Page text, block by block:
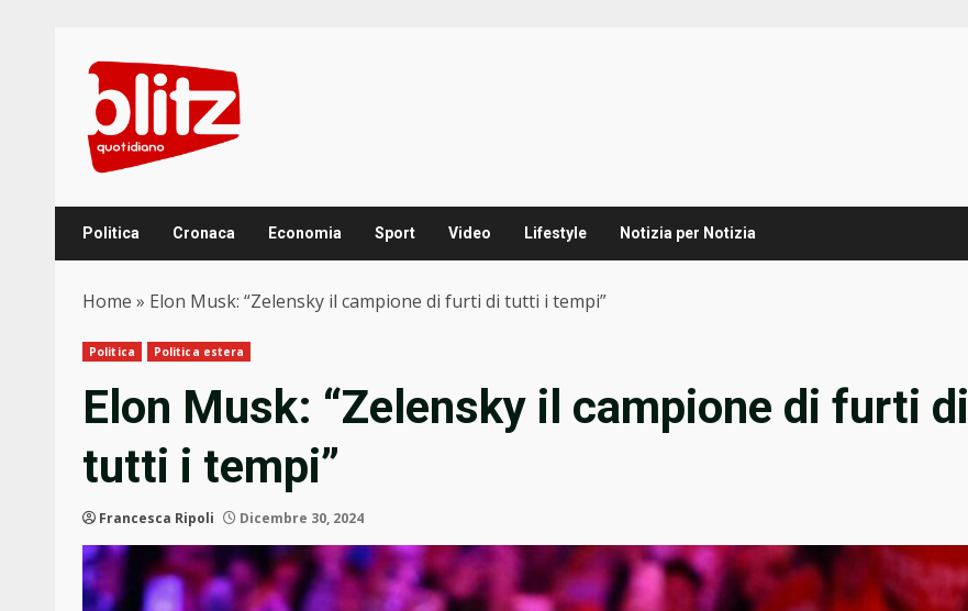
content
Politica Cronaca Economia Sport Video Lifestyle Notizia per Notizia
Home » Elon Musk: “Zelensky il campione di furti di tutti i tempi”
Politica Politica estera
Elon Musk: “Zelensky il campione di furti di
tutti i tempi”
Francesca Ripoli Dicembre 30, 2024